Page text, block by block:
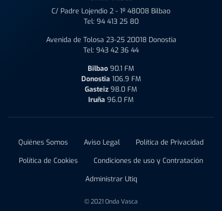
C/ Padre Lojendio 2 - 1º 48008 Bilbao
Tel: 94 413 25 80
Avenida de Tolosa 23-25 20018 Donostia
Tel: 943 42 36 44
Bilbao 90.1 FM
Donostia 106.9 FM
Gasteiz 98.0 FM
Iruña 96.0 FM
Quiénes Somos Aviso Legal
Política de Privacidad
Política de Cookies
Condiciones de uso y Contratación
Administrar Utiq
© 2021 Onda Vasca